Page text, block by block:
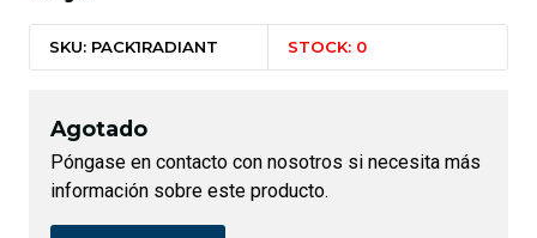
SKU: PACK1RADIANT STOCK: 0
Agotado
Póngase en contacto con nosotros si necesita más
información sobre este producto.